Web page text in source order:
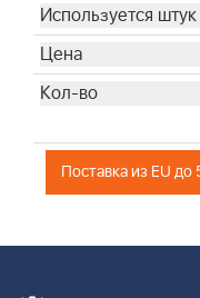
Поставка из EU